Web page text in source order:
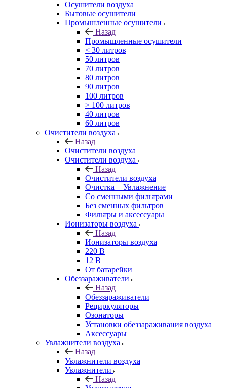
Осушители воздуха
Бытовые осушители
Промышленные осушители
Назад
Промышленные осушители
< 30 литров
50 литров
70 литров
80 литров
90 литров
100 литров
> 100 литров
40 литров
60 литров
Очистители воздуха
Назад
Очистители воздуха
Очистители воздуха
Назад
Очистители воздуха
Очистка + Увлажнение
Cо сменными фильтрами
Без сменных фильтров
Фильтры и аксессуары
Ионизаторы воздуха
Назад
Ионизаторы воздуха
220 В
12 В
От батарейки
Обеззараживатели
Назад
Обеззараживатели
Рециркуляторы
Озонаторы
Установки обеззараживания воздуха
Аксессуары
Увлажнители воздуха
Назад
Увлажнители воздуха
Увлажнители
Назад